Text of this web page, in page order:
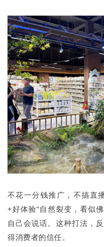
不花一分钱推广，不搞直
+好体验”自然裂变，看似
自己会说话。这种打法，
得消费者的信任。